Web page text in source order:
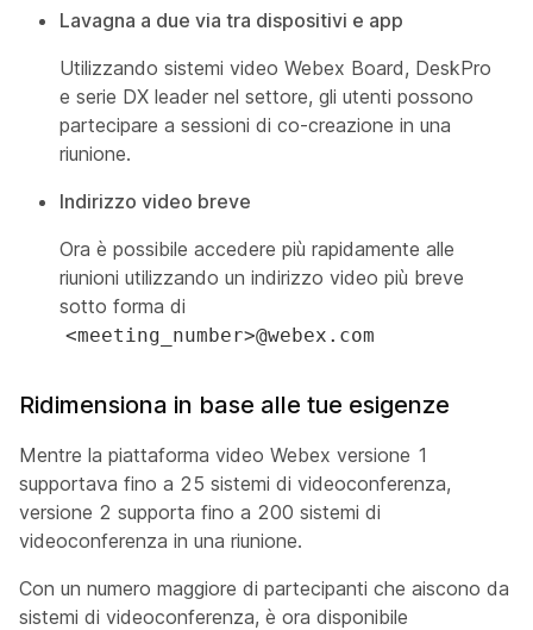
Lavagna a due via tra dispositivi e app
Utilizzando sistemi video Webex Board, DeskPro
e serie DX leader nel settore, gli utenti possono
partecipare a sessioni di co-creazione in una
riunione.
Indirizzo video breve
Ora è possibile accedere più rapidamente alle
riunioni utilizzando un indirizzo video più breve
sotto forma di
<meeting_number>@webex.com
Ridimensiona in base alle tue esigenze
Mentre la piattaforma video Webex versione 1
supportava fino a 25 sistemi di videoconferenza,
versione 2 supporta fino a 200 sistemi di
videoconferenza in una riunione.
Con un numero maggiore di partecipanti che aiscono da
sistemi di videoconferenza, è ora disponibile